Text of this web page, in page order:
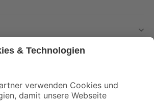
Angebote und Aktionen mehr verpassen!